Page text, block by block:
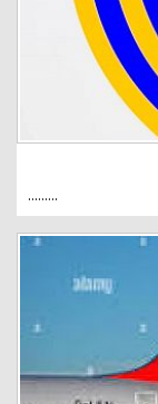
.........